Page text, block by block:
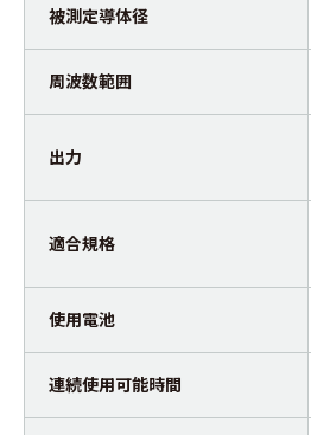
被測定導体径
周波数範囲
出力
適合規格
使用電池
連続使用可能時間